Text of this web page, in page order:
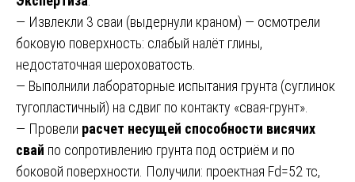
— Извлекли 3 сваи (выдернули краном) — осмотрели
боковую поверхность: слабый налёт глины,
недостаточная шероховатость.
— Выполнили лабораторные испытания грунта (суглинок
тугопластичный) на сдвиг по контакту «свая-грунт».
— Провели расчет несущей способности висячих
свай по сопротивлению грунта под остриём и по
боковой поверхности. Получили: проектная Fd=52 тс,